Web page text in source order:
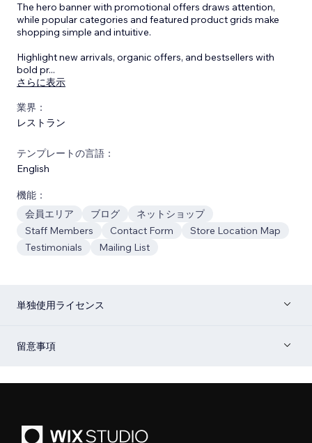
The hero banner with promotional offers draws attention,
while popular categories and featured product grids make
shopping simple and intuitive.
Highlight new arrivals, organic offers, and bestsellers with
bold pr...
さらに表示
業界：
レストラン
テンプレートの言語：
English
機能：
会員エリア
ブログ
ネットショップ
Staff Members
Contact Form
Store Location Map
Testimonials
Mailing List
単独使用ライセンス
留意事項